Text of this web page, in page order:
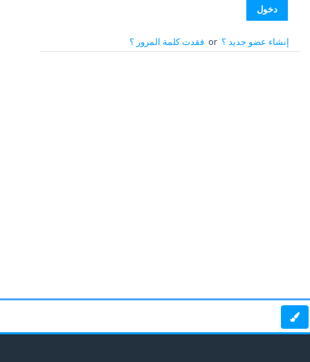
إنشاء عضو جديد ؟or فقدت كلمة المرور ؟